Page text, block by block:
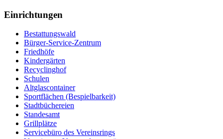
Einrichtungen
Bestattungswald
Bürger-Service-Zentrum
Friedhöfe
Kindergärten
Recyclinghof
Schulen
Altglascontainer
Sportflächen (Bespielbarkeit)
Stadtbüchereien
Standesamt
Grillplätze
Servicebüro des Vereinsrings